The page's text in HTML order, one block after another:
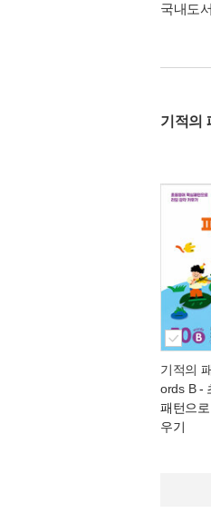
국내도
기적의
기적의
ords B-
패턴으
우기